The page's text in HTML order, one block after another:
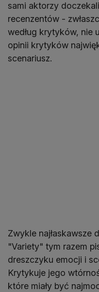
sami aktorzy
recenzentów -
według krytyków, nie
opinii krytyków
scenariusz.
Zwykle najłaskawsze
"Variety" tym razem
dreszczyku emocji i
Krytykuje jego
które miały być